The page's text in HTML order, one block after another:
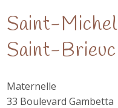
Saint-Michel
Saint-Brieuc
Maternelle
33 Boulevard Gambetta